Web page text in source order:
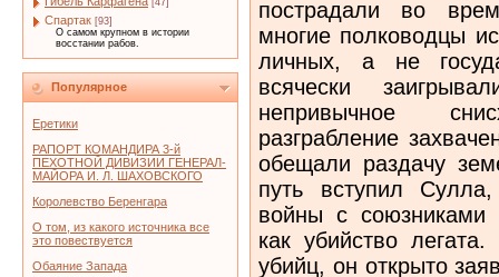
[47]
Спартак [93]
О самом крупном в истории
восстании рабов.
Популярное
Еретики
РАПОРТ КОМАНДИРА 3-й
ПЕХОТНОЙ ДИВИЗИИ ГЕНЕРАЛ-
МАЙОРА И. Л. ШАХОВСКОГО
Королевство Беренгара
О том, из какого источника все
это повествуется
Обаяние Запада
пострадали во
многие полководцы
личных, а не
всячески
непривычное
разграбление
обещали раздачу
путь вступил
войны с союзниками
как убийство
убийц, он открыто